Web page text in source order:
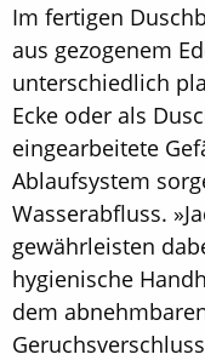
Im fertigen
aus gezogenem
unterschiedlich
Ecke oder als
eingearbeitete
Ablaufsystem
Wasserabfluss.
gewährleisten
hygienische
dem